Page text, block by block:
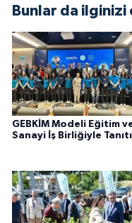
Bunlar da ilginizi
GEBKİM Modeli Eğitim
Sanayi İş Birliğiyle